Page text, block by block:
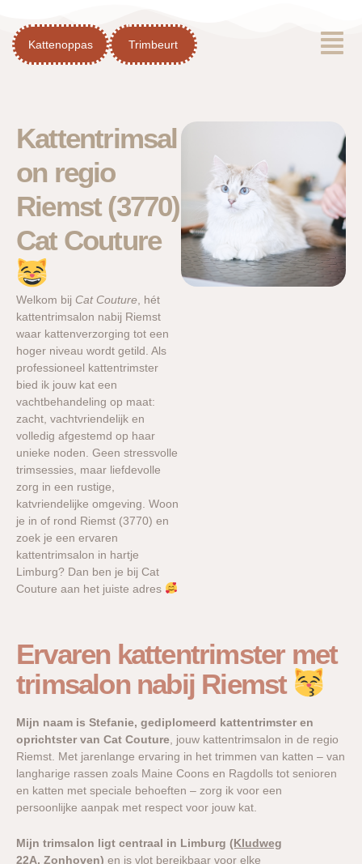
naar
de
inhoud
Kattenoppas Trimbeurt
Menu
Kattentrimsal
on regio
Riemst (3770)
Cat Couture
Welkom bij Cat Couture , hét
kattentrimsalon nabij Riemst
waar kattenverzorging tot een
hoger niveau wordt getild. Als
professioneel kattentrimster
bied ik jouw kat een
vachtbehandeling op maat:
zacht, vachtvriendelijk en
volledig afgestemd op haar
unieke noden. Geen stressvolle
trimsessies, maar liefdevolle
zorg in een rustige,
katvriendelijke omgeving. Woon
je in of rond Riemst (3770) en
zoek je een ervaren
kattentrimsalon in hartje
Limburg? Dan ben je bij Cat
Couture aan het juiste adres
Ervaren kattentrimster met
trimsalon nabij Riemst
Mijn naam is Stefanie, gediplomeerd kattentrimster en
oprichtster van Cat Couture, jouw kattentrimsalon in de regio
Riemst. Met jarenlange ervaring in het trimmen van katten – van
langharige rassen zoals Maine Coons en Ragdolls tot senioren
en katten met speciale behoeften – zorg ik voor een
persoonlijke aanpak met respect voor jouw kat.
Mijn trimsalon ligt centraal in Limburg (Kludweg
22A, Zonhoven) en is vlot bereikbaar voor elke